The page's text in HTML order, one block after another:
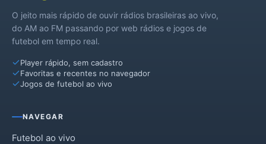
O jeito mais rápido de ouvir rádios brasileiras ao vivo,
do AM ao FM passando por web rádios e jogos de
futebol em tempo real.
Player rápido, sem cadastro
Favoritas e recentes no navegador
Jogos de futebol ao vivo
NAVEGAR
Futebol ao vivo